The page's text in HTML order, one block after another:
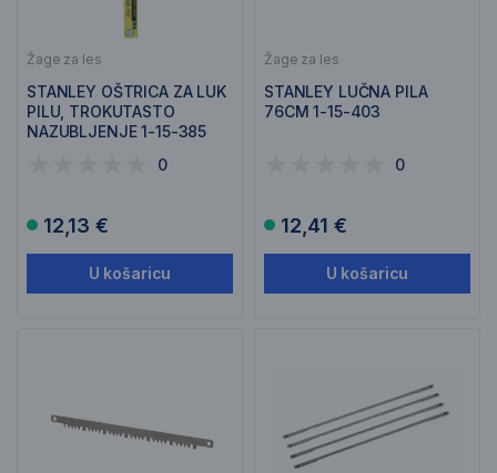
Žage za les
STANLEY OŠTRICA ZA LUK
PILU, TROKUTASTO
NAZUBLJENJE 1-15-385
0
12,13 €
U košaricu
Žage za les
STANLEY LUČNA PILA
76CM 1-15-403
0
12,41 €
U košaricu